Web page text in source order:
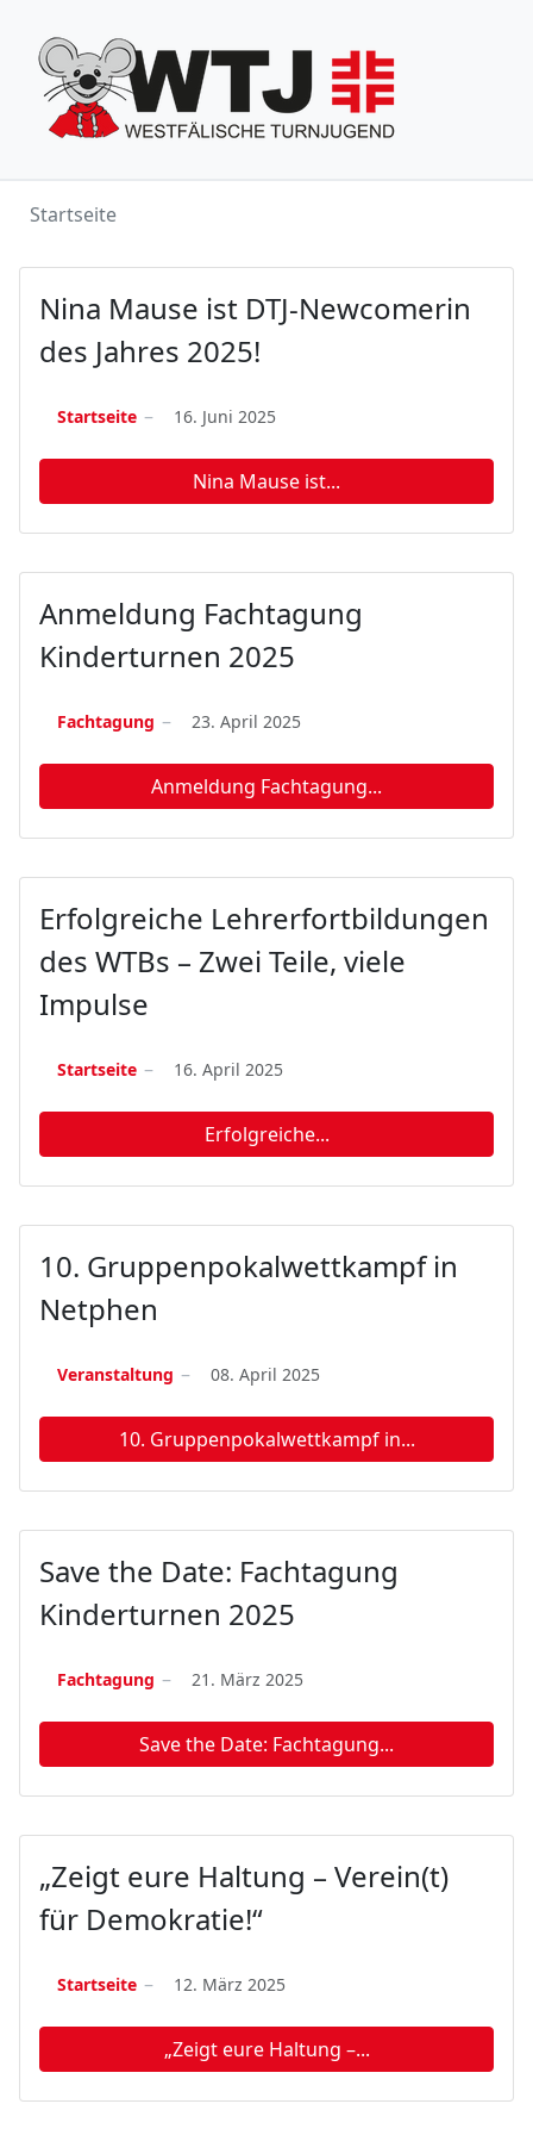
Startseite
Nina Mause ist DTJ-Newcomerin
des Jahres 2025!
Startseite 16. Juni 2025
Nina Mause ist...
Anmeldung Fachtagung
Kinderturnen 2025
Fachtagung 23. April 2025
Anmeldung Fachtagung...
Erfolgreiche Lehrerfortbildungen
des WTBs – Zwei Teile, viele
Impulse
Startseite 16. April 2025
Erfolgreiche...
10. Gruppenpokalwettkampf in
Netphen
Veranstaltung 08. April 2025
10. Gruppenpokalwettkampf in...
Save the Date: Fachtagung
Kinderturnen 2025
Fachtagung 21. März 2025
Save the Date: Fachtagung...
„Zeigt eure Haltung – Verein(t)
für Demokratie!“
Startseite 12. März 2025
„Zeigt eure Haltung –...